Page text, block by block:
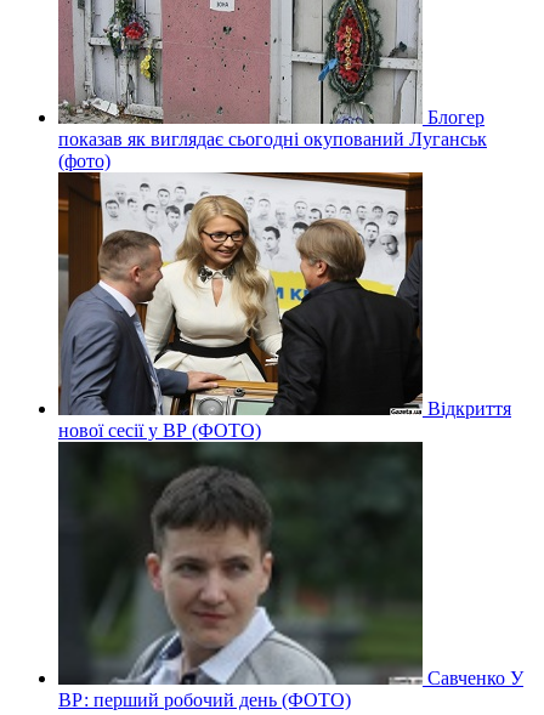
Блогер
показав як виглядає сьогодні окупований Луганськ
(фото)
Відкриття
нової сесії у ВР (ФОТО)
Савченко У
ВР: перший робочий день (ФОТО)